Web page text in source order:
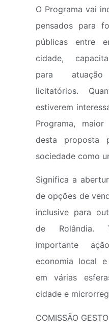
O Programa vai
pensados para
públicas entre
cidade,
para
licitatórios.
estiverem
Programa,
desta proposta
sociedade como
Significa a
de opções de
inclusive para
de Rolândia.
importante
economia local
em várias
cidade e
COMISSÃO